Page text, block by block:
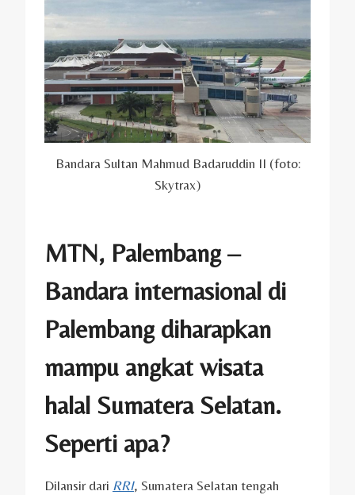
Bandara Sultan Mahmud Badaruddin II (foto:
Skytrax)
MTN, Palembang –
Bandara internasional di
Palembang diharapkan
mampu angkat wisata
halal Sumatera Selatan.
Seperti apa?
Dilansir dari RRI, Sumatera Selatan tengah